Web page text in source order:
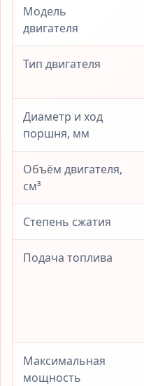
Модель
двигателя
Тип двигателя
Диаметр и ход
поршня, мм
Объём двигателя,
см³
Степень сжатия
Подача топлива
Максимальная
мощность